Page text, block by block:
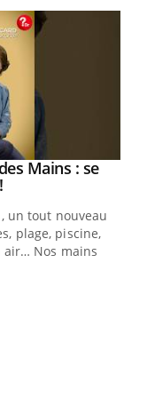
Mains : se
Youtube
un tout nouveau
plage, piscine,
Nos mains